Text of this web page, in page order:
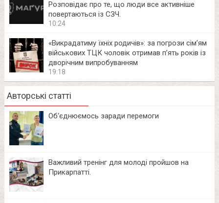
Розповідає про те, що люди все активніше
повертаються із СЗЧ.
10:24
«Викрадатиму їхніх родичів»: за погрози сім’ям
військових ТЦК чоловік отримав п’ять років із
дворічним випробуванням
19:18
Авторські статті
Об‘єднюємось заради перемоги
Важливий тренінг для молоді пройшов на
Прикарпатті.